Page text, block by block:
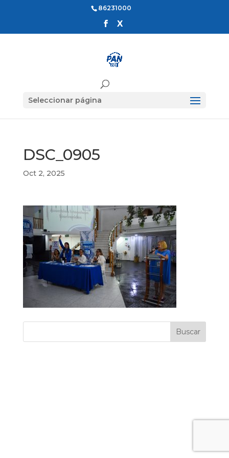
86231000
Seleccionar página
DSC_0905
Oct 2, 2025